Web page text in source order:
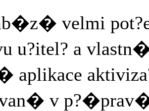
velmi
u?itel? a
aplikace
v